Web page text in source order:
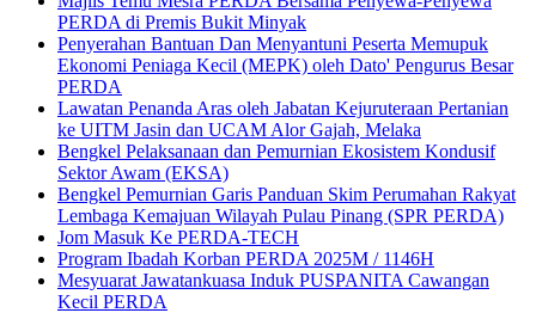
PERDA di Premis Bukit Minyak
Penyerahan Bantuan Dan Menyantuni Peserta Memupuk
Ekonomi Peniaga Kecil (MEPK) oleh Dato' Pengurus Besar
PERDA
Lawatan Penanda Aras oleh Jabatan Kejuruteraan Pertanian
ke UITM Jasin dan UCAM Alor Gajah, Melaka
Bengkel Pelaksanaan dan Pemurnian Ekosistem Kondusif
Sektor Awam (EKSA)
Bengkel Pemurnian Garis Panduan Skim Perumahan Rakyat
Lembaga Kemajuan Wilayah Pulau Pinang (SPR PERDA)
Jom Masuk Ke PERDA-TECH
Program Ibadah Korban PERDA 2025M / 1146H
Mesyuarat Jawatankuasa Induk PUSPANITA Cawangan
Kecil PERDA